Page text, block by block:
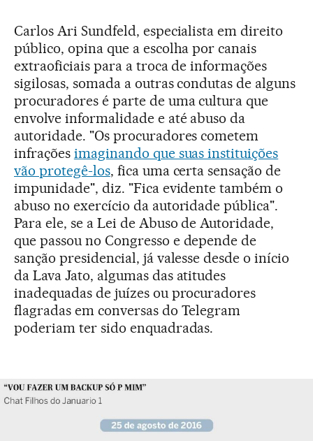
Carlos Ari Sundfeld, especialista em direito
público, opina que a escolha por canais
extraoficiais para a troca de informações
sigilosas, somada a outras condutas de alguns
procuradores é parte de uma cultura que
envolve informalidade e até abuso da
autoridade. "Os procuradores cometem
infrações imaginando que suas instituições
vão protegê-los, fica uma certa sensação de
impunidade", diz. "Fica evidente também o
abuso no exercício da autoridade pública".
Para ele, se a Lei de Abuso de Autoridade,
que passou no Congresso e depende de
sanção presidencial, já valesse desde o início
da Lava Jato, algumas das atitudes
inadequadas de juízes ou procuradores
flagradas em conversas do Telegram
poderiam ter sido enquadradas.